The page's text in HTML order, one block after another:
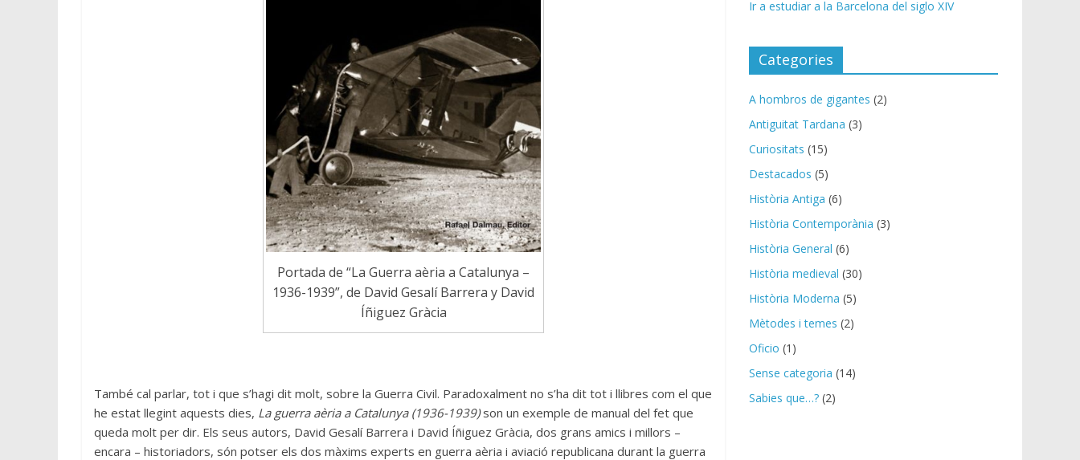
Portada de “La Guerra aèria a Catalunya –
1936-1939”, de David Gesalí Barrera y David
Íñiguez Gràcia
També cal parlar, tot i que s’hagi dit molt, sobre la Guerra Civil. Paradoxalment no s’ha dit tot i llibres com el que
he estat llegint aquests dies, La guerra aèria a Catalunya (1936-1939)son un exemple de manual del fet que
queda molt per dir. Els seus autors, David Gesalí Barrera i David Íñiguez Gràcia, dos grans amics i millors –
encara – historiadors, són potser els dos màxims experts en guerra aèria i aviació republicana durant la guerra
Ir a estudiar a la Barcelona del siglo XIV
Categories
A hombros de gigantes (2)
Antiguitat Tardana (3)
Curiositats (15)
Destacados (5)
Història Antiga (6)
Història Contemporània (3)
Història General (6)
Història medieval (30)
Història Moderna (5)
Mètodes i temes (2)
Oficio (1)
Sense categoria (14)
Sabies que…? (2)